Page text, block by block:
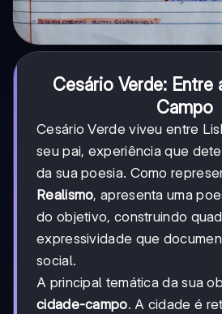
Cesário Verde: Entre
Campo
Cesário Verde viveu entre
seu pai, experiência que
da sua poesia. Como
Realismo, apresenta uma
do objetivo, construindo
expressividade que
social.
A principal temática da sua
cidade-campo. A cidade é